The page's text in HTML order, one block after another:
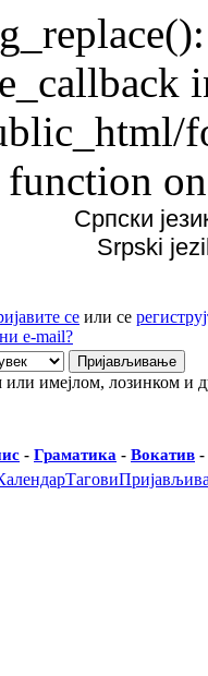
function
Српски
Srpski
се или се
e-mail?
имејлом, лозинком и
- Граматика - Вокатив -
Тагови